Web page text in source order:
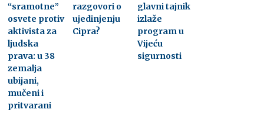
“sramotne”
osvete protiv
aktivista za
ljudska
prava: u 38
zemalja
ubijani,
mučeni i
pritvarani
razgovori o
ujedinjenju
Cipra?
glavni tajnik
izlaže
program u
Vijeću
sigurnosti